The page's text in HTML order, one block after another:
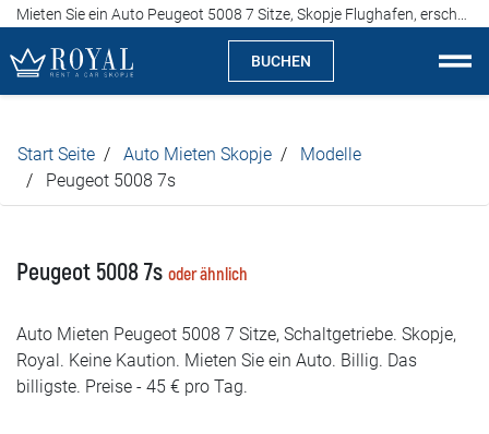
BUCHEN
Über uns
Spezialitäten
Standorte
Auto Mieten
Start Seite Auto Mieten Skopje
Modelle
Peugeot 5008 7s
Peugeot 5008 7s oder ähnlich
Auto Mieten Peugeot 5008 7 Sitze, Schaltgetriebe. Skopje,
Royal. Keine Kaution. Mieten Sie ein Auto. Billig. Das
billigste. Preise - 45 € pro Tag.